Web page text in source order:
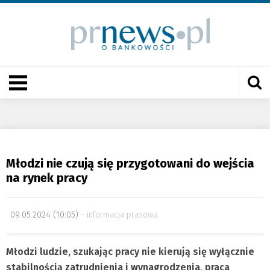
Młodzi nie czują się przygotowani do wejścia
na rynek pracy
09.05.2024 (10:05) informacja prasowa
Młodzi ludzie, szukając pracy nie kierują się wyłącznie
stabilnością zatrudnienia i wynagrodzenia, praca